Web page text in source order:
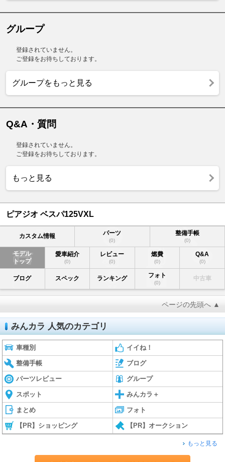
グループ
登録されていません。
ご登録をお待ちしております。
グループをもっと見る
Q&A・質問
登録されていません。
ご登録をお待ちしております。
もっと見る
ピアジオ ベスパ125VXL
カスタム情報 パーツ
(0)
整備手帳
(0)
モデル
トップ
愛車紹介
(0)
レビュー
(0)
燃費
(0)
Q&A
(0)
ブログ スペック ランキング フォト
(0)
中古車
ページの先頭へ ▲
みんカラ 人気のカテゴリ
車種別 イイね！
整備手帳 ブログ
パーツレビュー グループ
スポット みんカラ＋
まとめ フォト
【PR】ショッピング 【PR】オークション
もっと見る